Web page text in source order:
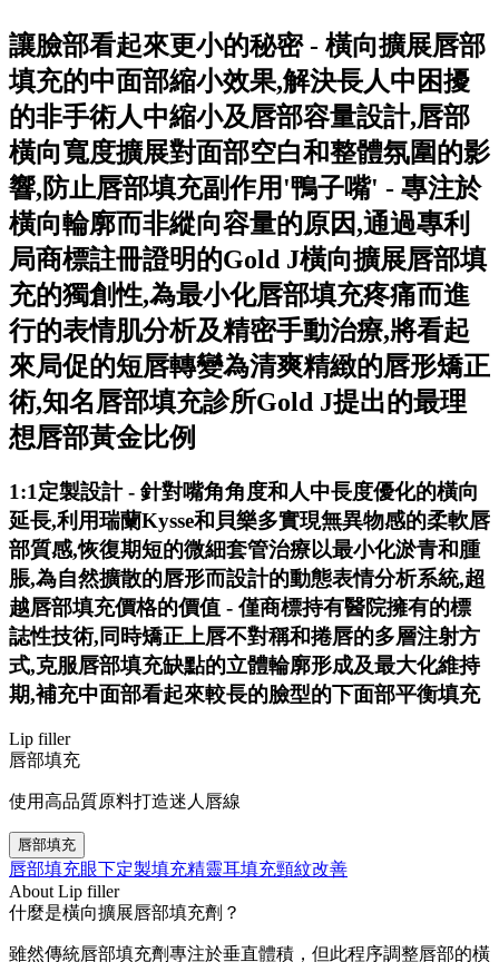
讓臉部看起來更小的秘密 - 橫向擴展唇部
填充的中面部縮小效果,解決長人中困擾
的非手術人中縮小及唇部容量設計,唇部
橫向寬度擴展對面部空白和整體氛圍的影
響,防止唇部填充副作用'鴨子嘴' - 專注於
橫向輪廓而非縱向容量的原因,通過專利
局商標註冊證明的Gold J橫向擴展唇部填
充的獨創性,為最小化唇部填充疼痛而進
行的表情肌分析及精密手動治療,將看起
來局促的短唇轉變為清爽精緻的唇形矯正
術,知名唇部填充診所Gold J提出的最理
想唇部黃金比例
1:1定製設計 - 針對嘴角角度和人中長度優化的橫向
延長,利用瑞蘭Kysse和貝樂多實現無異物感的柔軟唇
部質感,恢復期短的微細套管治療以最小化淤青和腫
脹,為自然擴散的唇形而設計的動態表情分析系統,超
越唇部填充價格的價值 - 僅商標持有醫院擁有的標
誌性技術,同時矯正上唇不對稱和捲唇的多層注射方
式,克服唇部填充缺點的立體輪廓形成及最大化維持
期,補充中面部看起來較長的臉型的下面部平衡填充
Lip filler
唇部填充
使用高品質原料打造迷人唇線
唇部填充
唇部填充眼下定製填充精靈耳填充頸紋改善
About Lip filler
什麼是橫向擴展唇部填充劑？
雖然傳統唇部填充劑專注於垂直體積，但此程序調整唇部的橫